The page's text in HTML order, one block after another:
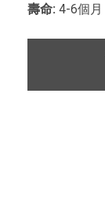
壽命: 4-6個月